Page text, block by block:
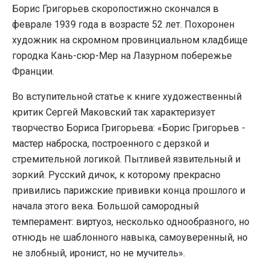
Борис Григорьев скоропостижно скончался в
феврале 1939 года в возрасте 52 лет. Похоронен
художник на скромном провинциальном кладбище
городка Кань-сюр-Мер на Лазурном побережье
Франции.
Во вступительной статье к книге художественный
критик Сергей Маковский так характеризует
творчество Бориса Григорьева: «Борис Григорьев -
мастер наброска, построенного с дерзкой и
стремительной логикой. Пытливей язвительный и
зоркий. Русский дичок, к которому прекрасно
привились парижские прививки конца прошлого и
начала этого века. Большой самородный
темперамент: виртуоз, несколько однообразного, но
отнюдь не шаблонного навыка, самоуверенный, но
не злобный, иронист, но не мучитель».